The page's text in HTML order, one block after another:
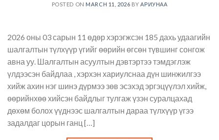
POSTED ON MARCH 11, 2026 BYАРИУНАА
2026 оны 03 сарын 11 өдөр хэрэгжсэн 185 дахь удаагийн
шалгалтын түлхүүр үгийг өөрийн өгсөн түвшинг сонгож
авна уу. Шалгалтын асуултын дэвтэртээ тэмдэглэж
үлдээсэн байдлаа , хэрхэн хариулснаа дүн шинжилгээ
хийж ахин нэг шинэ дүрмээ зөв эсэхэд эргэцүүлэл хийж,
өөрийнхөө хийсэн байдлыг тулгаж үзэн суралцахад
дөхөм болох үүднээс шалгалтын дараа түлхүүр үгээ
задалдаг цорын ганц […]